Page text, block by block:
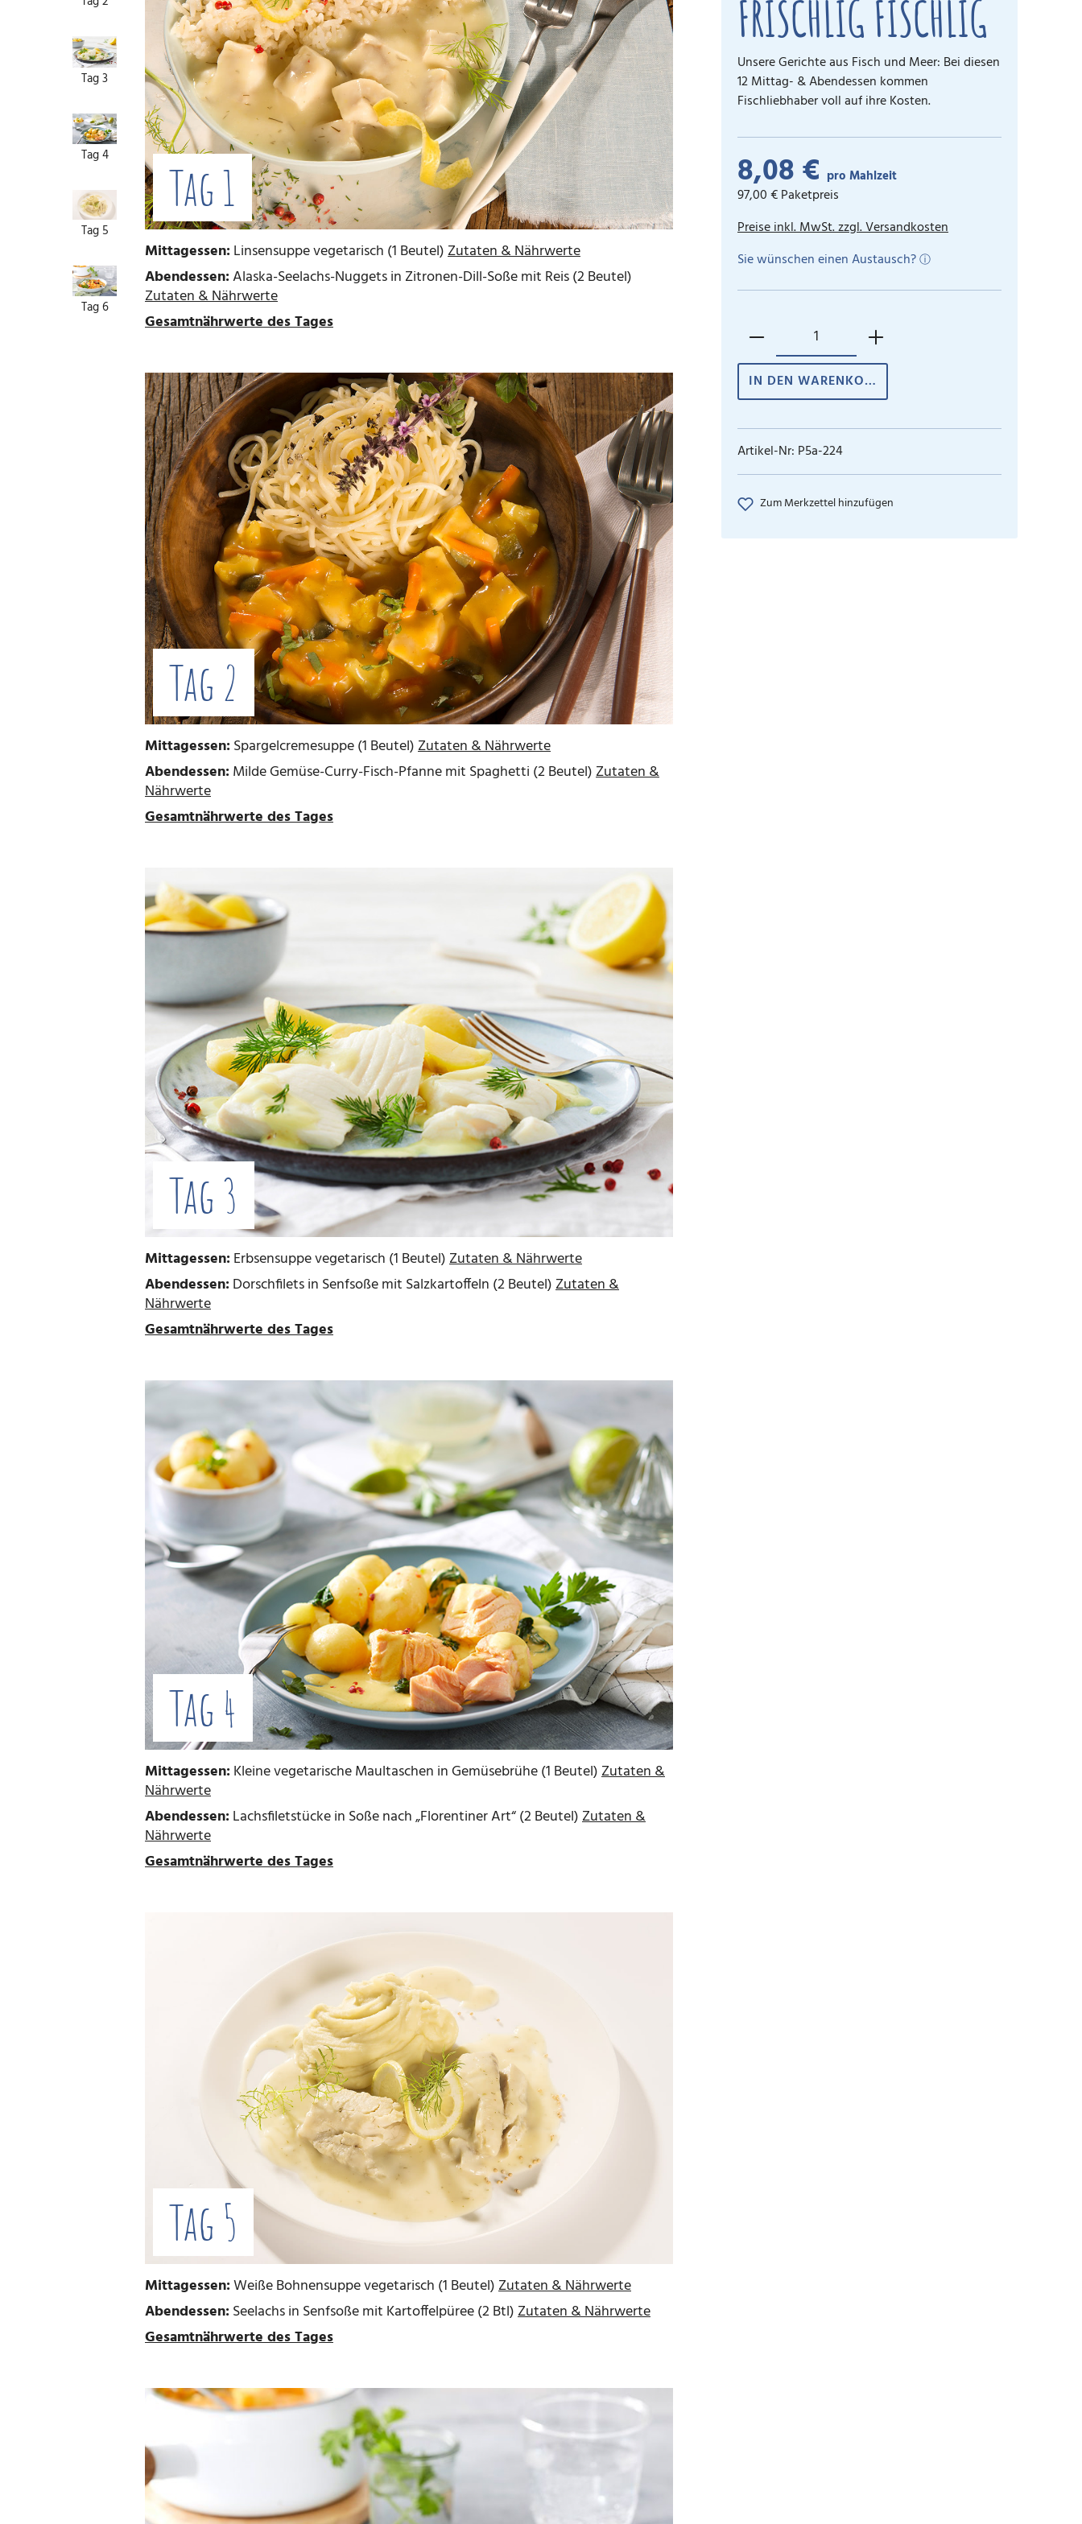
Tag 3
Tag 4
Tag 5
Tag 6
Tag 1
Mittagessen:Linsensuppe vegetarisch (1 Beutel)Zutaten & Nährwerte
Abendessen:Alaska-Seelachs-Nuggets in Zitronen-Dill-Soße mit Reis (2 Beutel)
Zutaten & Nährwerte
Gesamtnährwerte des Tages
Tag 2
Mittagessen:Spargelcremesuppe (1 Beutel)Zutaten & Nährwerte
Abendessen:Milde Gemüse-Curry-Fisch-Pfanne mit Spaghetti (2 Beutel)Zutaten &
Nährwerte
Gesamtnährwerte des Tages
Tag 3
Mittagessen:Erbsensuppe vegetarisch (1 Beutel)Zutaten & Nährwerte
Abendessen:Dorschfilets in Senfsoße mit Salzkartoffeln (2 Beutel)Zutaten &
Nährwerte
Gesamtnährwerte des Tages
Tag 4
Mittagessen:Kleine vegetarische Maultaschen in Gemüsebrühe (1 Beutel)Zutaten &
Nährwerte
Abendessen:Lachsfiletstücke in Soße nach „Florentiner Art“ (2 Beutel)Zutaten &
Nährwerte
Gesamtnährwerte des Tages
Tag 5
Mittagessen:Weiße Bohnensuppe vegetarisch (1 Beutel)Zutaten & Nährwerte
Abendessen:Seelachs in Senfsoße mit Kartoffelpüree (2 Btl)Zutaten & Nährwerte
Gesamtnährwerte des Tages
FRISCHLIG FISCHLIG
Unsere Gerichte aus Fisch und Meer: Bei diesen
12 Mittag- & Abendessen kommen
Fischliebhaber voll auf ihre Kosten.
8,08 € pro Mahlzeit
97,00 € Paketpreis
Preise inkl. MwSt. zzgl. Versandkosten
Sie wünschen einen Austausch?ⓘ
IN DEN WARENKORB
Artikel-Nr: P5a-224
Zum Merkzettel hinzufügen